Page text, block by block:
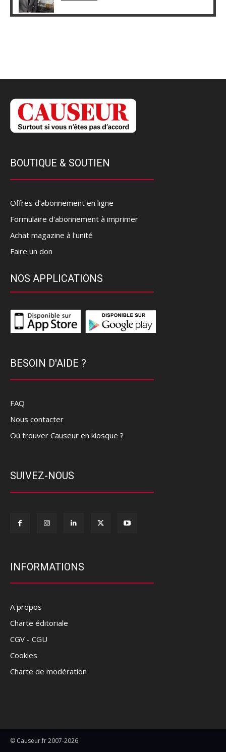
BOUTIQUE & SOUTIEN
Offres d’abonnement en ligne
Formulaire d'abonnement à imprimer
Achat magazine à l'unité
Faire un don
NOS APPLICATIONS
BESOIN D'AIDE ?
FAQ
Nous contacter
Où trouver Causeur en kiosque ?
SUIVEZ-NOUS
INFORMATIONS
A propos
Charte éditoriale
CGV - CGU
Cookies
Charte de modération
© Causeur.fr 2007-2026